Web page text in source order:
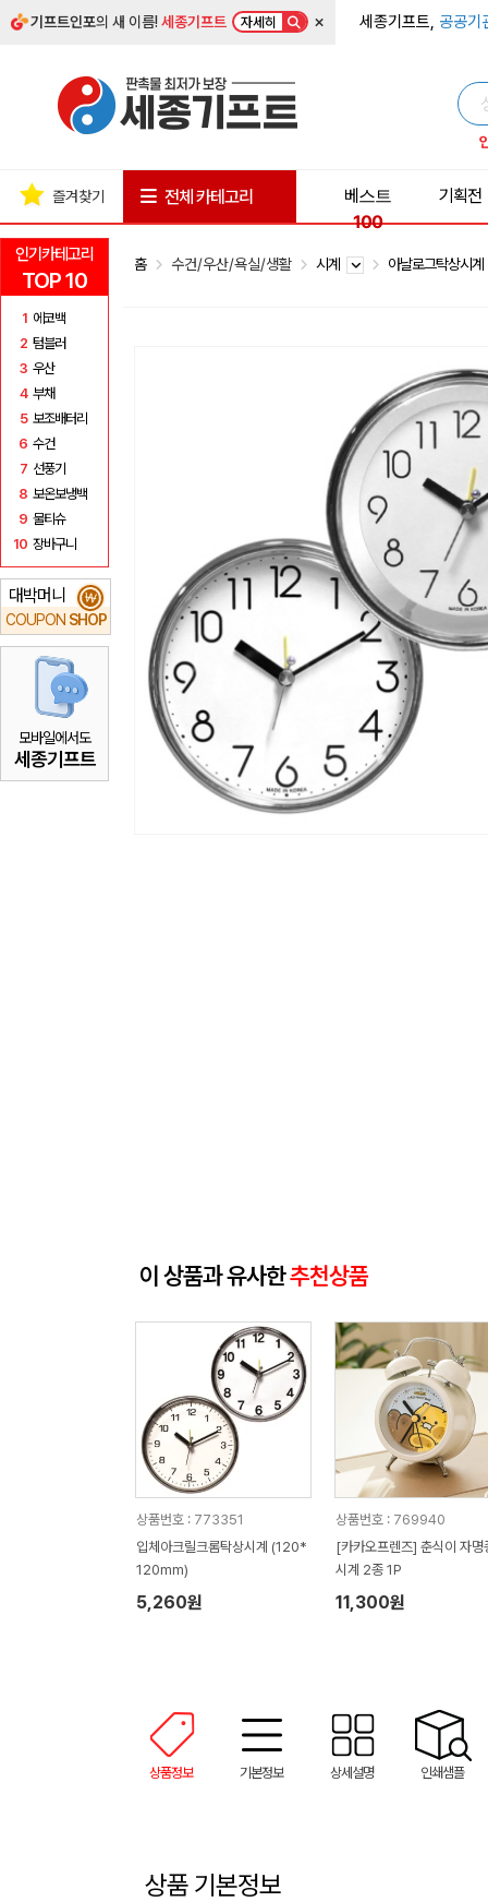
기프트인포의 새 이름!세종기프트 자세히 × 세종기프트, 공공기
인기카테고리
TOP 10
1 에코백
2 텀블러
3 우산
4 부채
5 보조배터리
6 수건
7 선풍기
8 보온보냉백
9 물티슈
10 장바구니
대박머니
COUPON SHOP
₩
모바일에서도
세종기프트
즐겨찾기 전체 카테고리
베스트
100
기획전
홈 수건/우산/욕실/생활 시계 아날로그탁상시
이 상품과 유사한추천상품
상품번호 : 773351
입체아크릴크롬탁상시계 (120*
120mm)
5,260원
상품번호 : 769940
[카카오프렌즈] 춘식이 자명
시계 2종 1P
11,300원
상품정보 기본정보 상세설명 인쇄샘플
상품 기본정보